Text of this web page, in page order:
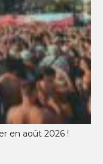
en août 2026 !